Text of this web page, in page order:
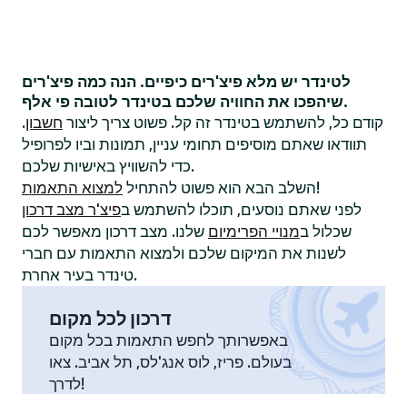
לטינדר יש מלא פיצ'רים כיפיים. הנה כמה פיצ'רים
שיהפכו את החוויה שלכם בטינדר לטובה פי אלף.
קודם כל, להשתמש בטינדר זה קל. פשוט צריך ליצור חשבון.
תוודאו שאתם מוסיפים תחומי עניין, תמונות וביו לפרופיל
כדי להשוויץ באישיות שלכם.
השלב הבא הוא פשוט להתחיל למצוא התאמות
!
לפני שאתם נוסעים, תוכלו להשתמש בפיצ'ר מצב דרכון
שכלול במנויי הפרימיום שלנו. מצב דרכון מאפשר לכם
לשנות את המיקום שלכם ולמצוא התאמות עם חברי
טינדר בעיר אחרת.
דרכון לכל מקום
באפשרותך לחפש התאמות בכל מקום
בעולם. פריז, לוס אנג'לס, תל אביב. צאו
לדרך!